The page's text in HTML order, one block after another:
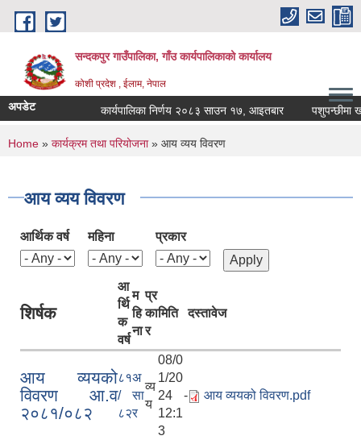
Skip to main content
सन्दकपुर गाउँपालिका, गाँउ कार्यपालिकाको कार्यालय
कोशी प्रदेश , ईलाम, नेपाल
अपडेट कार्यपालिका निर्णय २०८३ साउन १७, आइतबार पशुपन्छीमा
You are here
Home » कार्यक्रम तथा परियोजना» आय व्यय विवरण
आय व्यय विवरण
आर्थिक वर्ष महिना प्रकार
शिर्षक
आ
र्थि
क
वर्ष
म
हि
ना
प्र
का
र
मिति दस्तावेज
आय व्ययको
विवरण आ.व
२०८१/०८२
८१
/
८२
अ
सा
र
व्य
य
08/0
1/20
24 -
12:1
3
आय व्ययको विवरण.pdf